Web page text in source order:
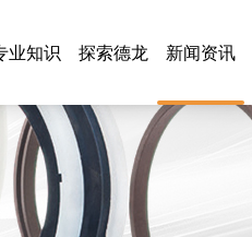
业知识 探索德龙 新闻资讯